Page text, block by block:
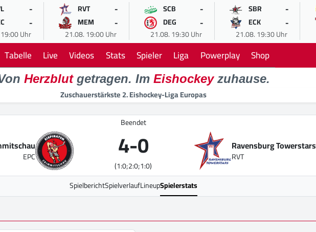
-
-
Uhr
RVT -
MEM -
21.08. 19:00 Uhr
SCB -
DEG -
21.08. 19:30 Uhr
SBR -
ECK -
21.08. 19:30 Uhr
Tabelle Live Videos Stats Spieler Liga Powerplay Shop
Herzblutgetragen. Im Eishockeyzuhause.
Zuschauerstärkste 2. Eishockey-Liga Europas
Beendet
EPC 4-0
(1:0;2:0;1:0)
Ravensburg Towerstars
RVT
SpielberichtSpielverlaufLineupSpielerstats